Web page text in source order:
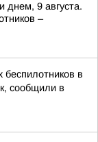
днем, 9 августа.
–
беспилотников в
сообщили в